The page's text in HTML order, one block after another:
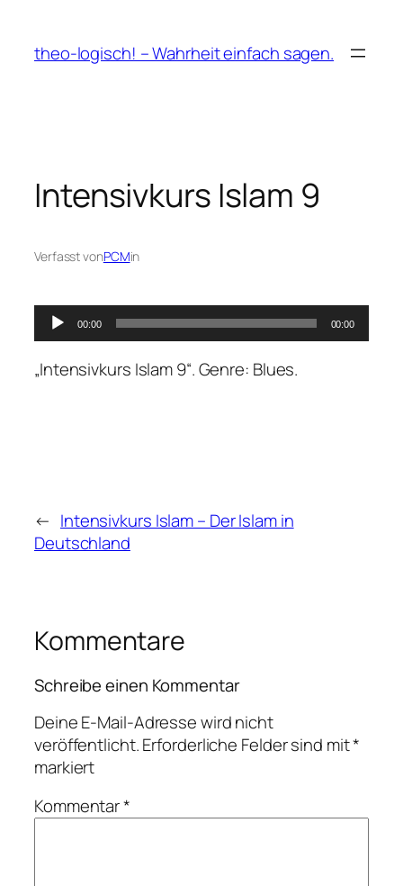
springen
theo-logisch! – Wahrheit einfach sagen.
Intensivkurs Islam 9
Verfasst vonPCMin
Audio-
Player
00:00 00:00
„Intensivkurs Islam 9“. Genre: Blues.
← Intensivkurs Islam – Der Islam in
Deutschland
Kommentare
Schreibe einen Kommentar
Deine E-Mail-Adresse wird nicht
veröffentlicht.Erforderliche Felder sind mit*
markiert
Kommentar*